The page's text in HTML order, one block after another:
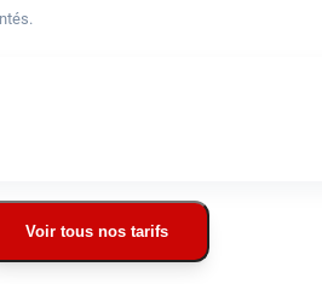
Voir tous nos tarifs